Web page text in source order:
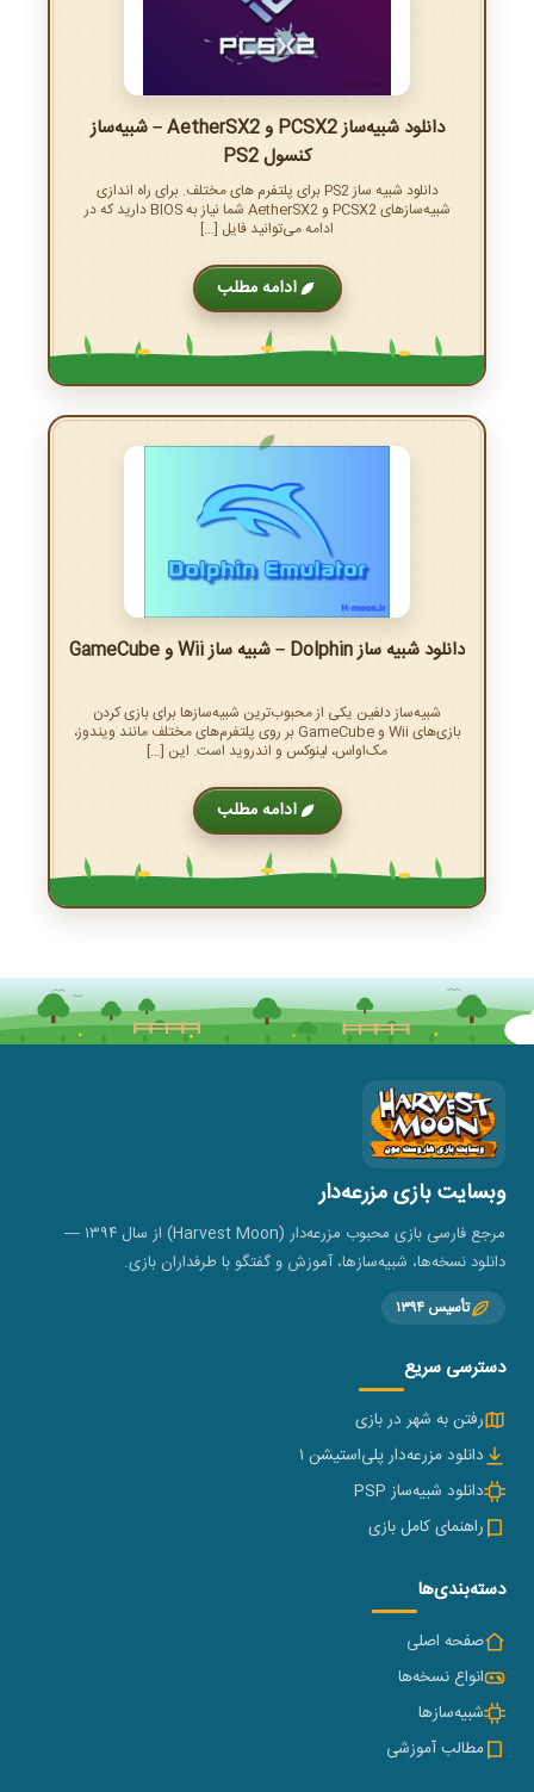
دانلود شبیه‌ساز PCSX2 و AetherSX2 – شبیه‌ساز
کنسول PS2
دانلود شبیه ساز PS2 برای پلتفرم های مختلف. برای راه اندازی
شبیه‌سازهای PCSX2 و AetherSX2 شما نیاز به BIOS دارید که در
ادامه می‌توانید فایل […]
ادامه مطلب
دانلود شبیه ساز Dolphin – شبیه ساز Wii و GameCube
شبیه‌ساز دلفین یکی از محبوب‌ترین شبیه‌سازها برای بازی کردن
بازی‌های Wii و GameCube بر روی پلتفرم‌های مختلف مانند ویندوز،
مک‌او‌اس، لینوکس و اندروید است. این […]
ادامه مطلب
وبسایت بازی مزرعه‌دار
مرجع فارسی بازی محبوب مزرعه‌دار (Harvest Moon) از سال ۱۳۹۴ —
دانلود نسخه‌ها، شبیه‌سازها، آموزش و گفتگو با طرفداران بازی.
تأسیس ۱۳۹۴
دسترسی سریع
رفتن به شهر در بازی
دانلود مزرعه‌دار پلی‌استیشن ۱
دانلود شبیه‌ساز PSP
راهنمای کامل بازی
دسته‌بندی‌ها
صفحه اصلی
انواع نسخه‌ها
شبیه‌سازها
مطالب آموزشی